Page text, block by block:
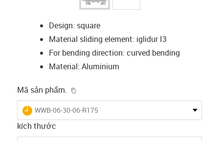
Design: square
Material sliding element: iglidur I3
For bending direction: curved bending
Material: Aluminium
Mã sản phẩm.
igus-icon-lieferzeit
WWB-06-30-06-R175
kích thước